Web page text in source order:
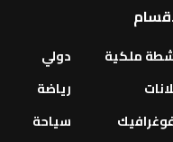
ملكية
دولي
رياضة
سياحة